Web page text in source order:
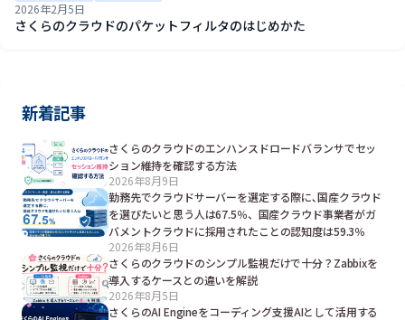
2026年2月5日
さくらのクラウドのパケットフィルタのはじめかた
新着記事
さくらのクラウドのエンハンスドロードバランサでセッ
ション維持を確認する方法
2026年8月9日
勤務先でクラウドサーバーを選定する際に､国産クラウド
を選びたいと思う人は67.5％、国産クラウド事業者がガ
バメントクラウドに採用されたことの認知度は59.3％
2026年8月6日
さくらのクラウドのシンプル監視だけで十分？Zabbixを
導入するケースとの違いを解説
2026年8月5日
さくらのAI Engineをコーディング支援AIとして活用する